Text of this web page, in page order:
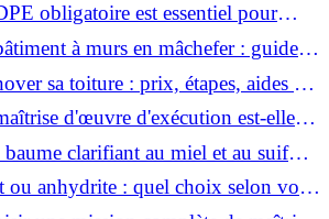
obligatoire est essentiel pour
un bien ?à murs en mâchefer : guide
sa toiture : prix, étapes, aides et
?
d'œuvre d'exécution est-elle
vos chantiers ?
clarifiant au miel et au suif
la peau ?
ou anhydrite : quel choix selon votre